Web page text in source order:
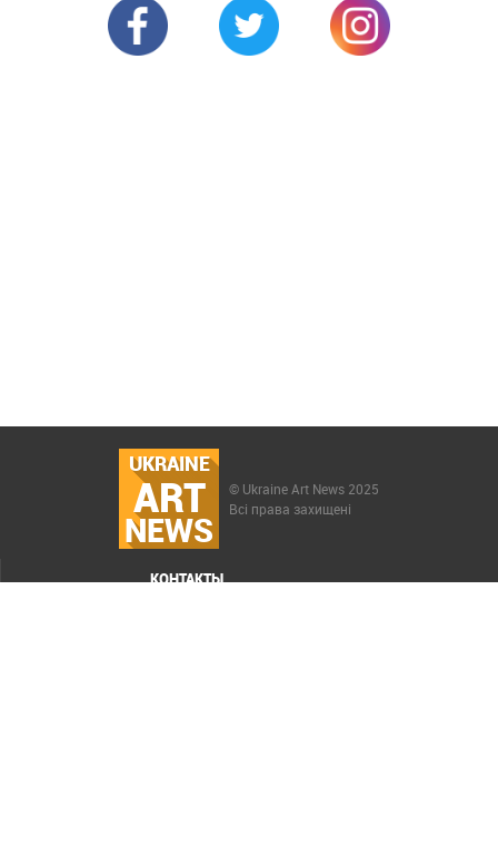
UKRAINE
ART
NEWS
© Ukraine Art News 2025
Всі права захищені
КОНТАКТЫ